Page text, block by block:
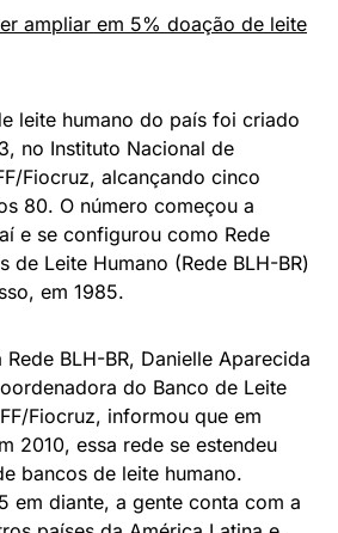
ampliar em 5% doação de leite
leite humano do país foi criado
no Instituto Nacional de
Fiocruz, alcançando cinco
80. O número começou a
e se configurou como Rede
de Leite Humano (Rede BLH-BR)
em 1985.
BLH-BR, Danielle Aparecida
do Banco de Leite
Fiocruz, informou que em
2010, essa rede se estendeu
bancos de leite humano.
em diante, a gente conta com a